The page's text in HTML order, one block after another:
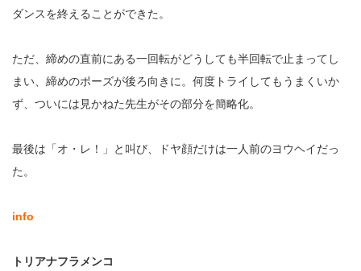
ダンスを終えることができた。
ただ、締めの直前にある一回転がどうしても半回転で止まってし
まい、締めのポーズが後ろ向きに。何度トライしてもうまくいか
ず、ついには見かねた先生がその部分を簡略化。
最後は「オ・レ！」と叫び、ドヤ顔だけは一人前のヨウヘイだっ
た。
info
トリアナフラメンコ